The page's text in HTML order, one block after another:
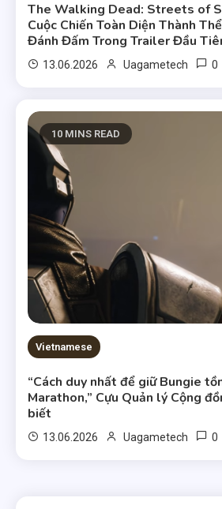
The Walking Dead: Streets of
Cuộc Chiến Toàn Diện Thành
Đánh Đấm Trong Trailer Đầu
13.06.2026 Uagametech 0
10 MINS READ
Vietnamese
“Cách duy nhất để giữ Bungie
Marathon,” Cựu Quản lý Cộng
biết
13.06.2026 Uagametech 0